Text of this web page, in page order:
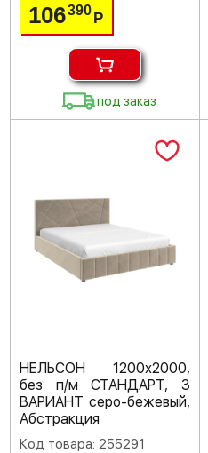
106390Р
под заказ
НЕЛЬСОН 1200х2000,
без п/м СТАНДАРТ, 3
ВАРИАНТ серо-бежевый,
Абстракция
Код товара: 255291